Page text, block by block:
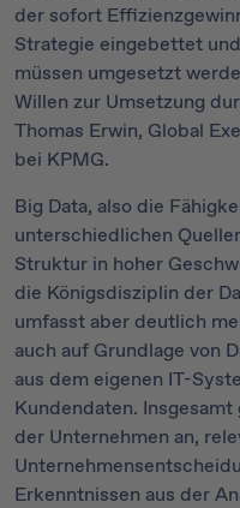
der sofort
Strategie eingebettet
müssen umgesetzt
Willen zur Umsetzung
Thomas Erwin, Global
bei KPMG.
Big Data, also die
unterschiedlichen
Struktur in hoher
die Königsdisziplin der
umfasst aber deutlich
auch auf Grundlage von
aus dem eigenen IT-
Kundendaten.
der Unternehmen an,
Erkenntnissen aus der